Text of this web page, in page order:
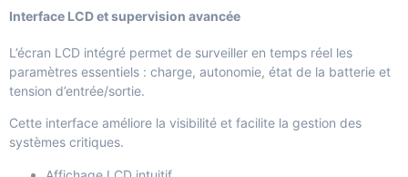
Interface LCD et supervision avancée
L’écran LCD intégré permet de surveiller en temps réel les
paramètres essentiels : charge, autonomie, état de la batterie et
tension d’entrée/sortie.
Cette interface améliore la visibilité et facilite la gestion des
systèmes critiques.